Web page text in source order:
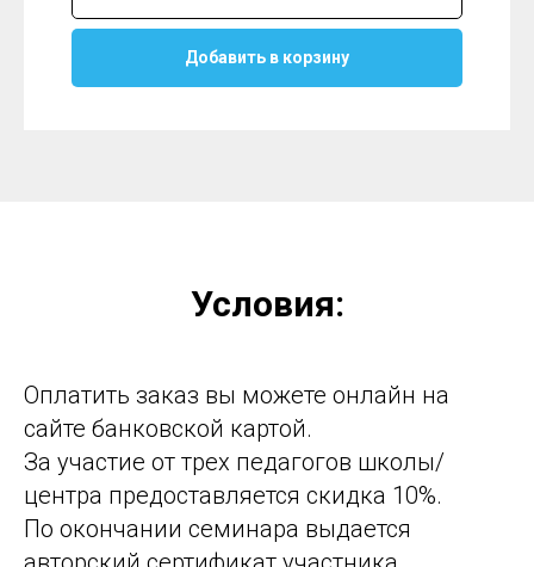
Добавить в корзину
Условия:
Оплатить заказ вы можете онлайн на
сайте банковской картой.
За участие от трех педагогов школы/
центра предоставляется скидка 10%.
По окончании семинара выдается